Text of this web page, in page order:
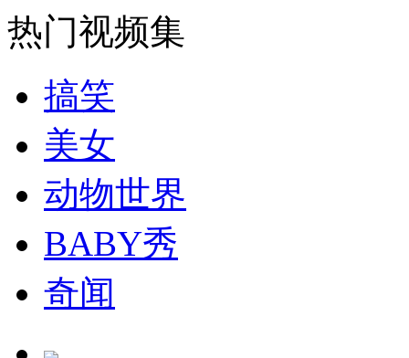
走！跟着总书记去植树
消防员救轻生者
纽约上演“枕头大战”
热门视频集
搞笑
美女
动物世界
BABY秀
奇闻